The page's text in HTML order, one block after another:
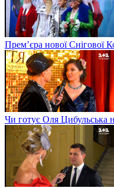
Прем’єра нової Снігової
Чи готує Оля Цибульська